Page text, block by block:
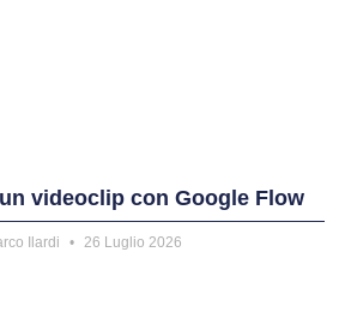
videoclip con Google Flow
Ilardi 26 Luglio 2026